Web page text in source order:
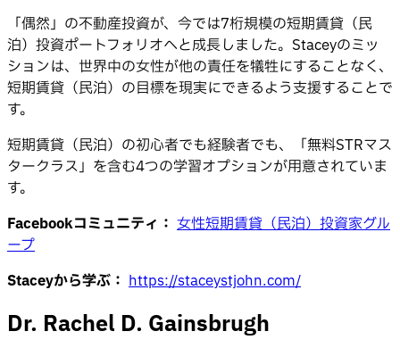
「偶然」の不動産投資が、今では7桁規模の短期賃貸（民
泊）投資ポートフォリオへと成長しました。Staceyのミッ
ションは、世界中の女性が他の責任を犠牲にすることなく、
短期賃貸（民泊）の目標を現実にできるよう支援することで
す。
短期賃貸（民泊）の初心者でも経験者でも、「無料STRマス
タークラス」を含む4つの学習オプションが用意されていま
す。
Facebookコミュニティ： 女性短期賃貸（民泊）投資家グル
ープ
Staceyから学ぶ： https://staceystjohn.com/
Dr. Rachel D. Gainsbrugh